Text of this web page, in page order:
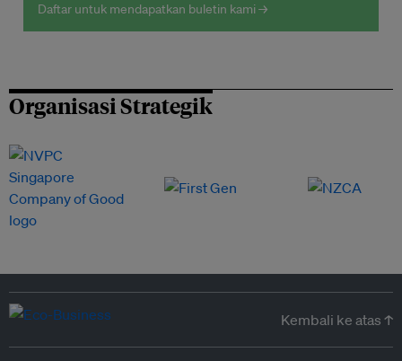
Daftar untuk mendapatkan buletin kami →
Organisasi Strategik
Kembali ke atas ↑